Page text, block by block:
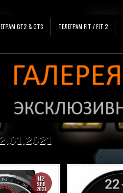
GT2 & GT3 ТЕЛЕГРАМ FIT / FIT 2
02
ЯНВ
2021